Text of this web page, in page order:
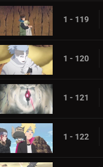
1 - 119
1 - 120
1 - 121
1 - 122